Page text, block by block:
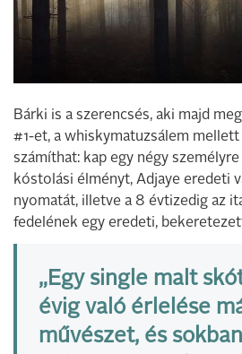
Bárki is a szerencsés, aki majd
#1-et, a whiskymatuzsálem
számíthat: kap egy négy
kóstolási élményt, Adjaye eredeti
nyomatát, illetve a 8 évtizedig az
fedelének egy eredeti,
„Egy single malt
évig való érlelése
művészet, és